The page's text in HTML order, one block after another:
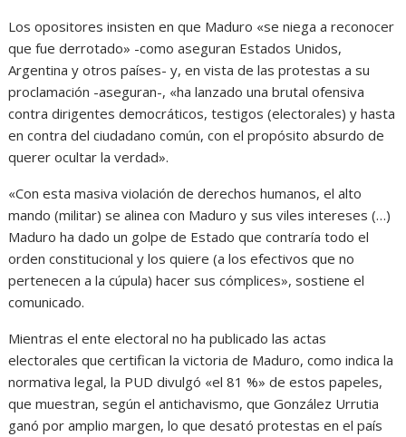
Los opositores insisten en que Maduro «se niega a reconocer
que fue derrotado» -como aseguran Estados Unidos,
Argentina y otros países- y, en vista de las protestas a su
proclamación -aseguran-, «ha lanzado una brutal ofensiva
contra dirigentes democráticos, testigos (electorales) y hasta
en contra del ciudadano común, con el propósito absurdo de
querer ocultar la verdad».
«Con esta masiva violación de derechos humanos, el alto
mando (militar) se alinea con Maduro y sus viles intereses (…)
Maduro ha dado un golpe de Estado que contraría todo el
orden constitucional y los quiere (a los efectivos que no
pertenecen a la cúpula) hacer sus cómplices», sostiene el
comunicado.
Mientras el ente electoral no ha publicado las actas
electorales que certifican la victoria de Maduro, como indica la
normativa legal, la PUD divulgó «el 81 %» de estos papeles,
que muestran, según el antichavismo, que González Urrutia
ganó por amplio margen, lo que desató protestas en el país